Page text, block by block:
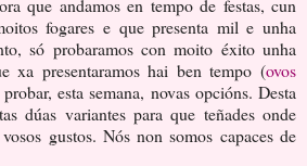
que andamos en tempo de festas, cun
fogares e que presenta mil e unha
só probaramos con moito éxito unha
xa presentaramos hai ben tempo (ovos
esta semana, novas opcións. Desta
dúas variantes para que teñades onde
gustos. Nós non somos capaces de